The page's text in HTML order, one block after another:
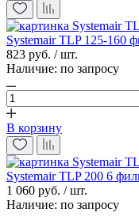
Systemair TLP 125-160
823 руб. / шт.
Наличие: по запросу
В корзину
Systemair TLP 200 6
1 060 руб. / шт.
Наличие: по запросу